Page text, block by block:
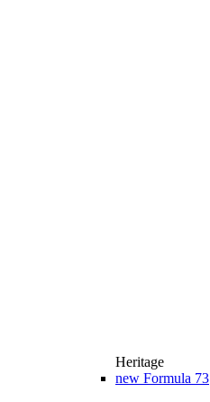
Heritage
new Formula 73